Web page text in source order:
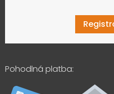
Pohodlná platba: